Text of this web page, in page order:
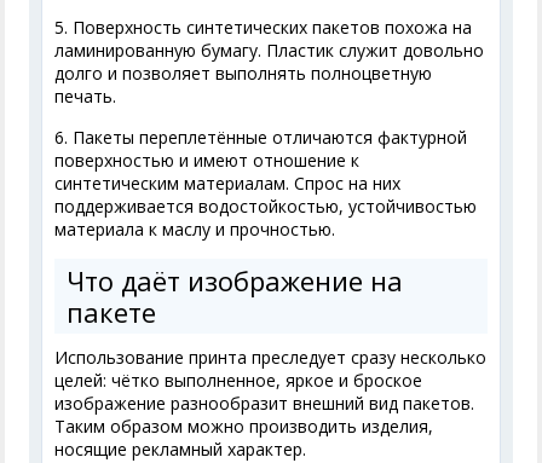
5. Поверхность синтетических пакетов похожа на
ламинированную бумагу. Пластик служит довольно
долго и позволяет выполнять полноцветную
печать.
6. Пакеты переплетённые отличаются фактурной
поверхностью и имеют отношение к
синтетическим материалам. Спрос на них
поддерживается водостойкостью, устойчивостью
материала к маслу и прочностью.
Что даёт изображение на
пакете
Использование принта преследует сразу несколько
целей: чётко выполненное, яркое и броское
изображение разнообразит внешний вид пакетов.
Таким образом можно производить изделия,
носящие рекламный характер.